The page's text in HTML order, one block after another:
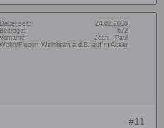
Dabei seit:
24.02.2008
Beiträge:
672
Vorname:
Jean - Paul
Wohn/Flugort:Weinheim a.d.B, auf´m Acker
#11